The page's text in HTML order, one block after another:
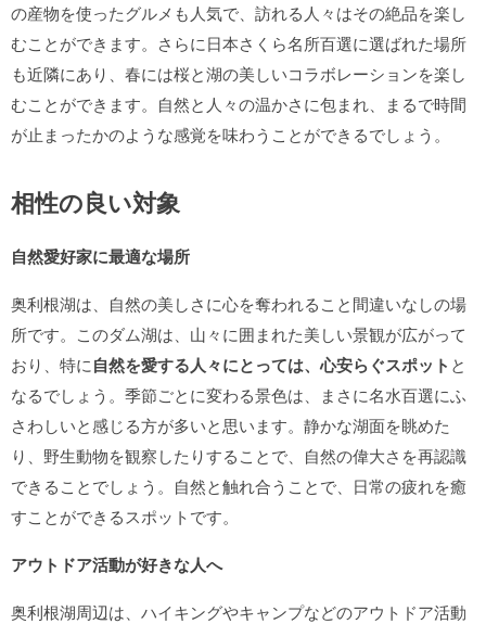
の産物を使ったグルメも人気で、訪れる人々はその絶品を楽し
むことができます。さらに日本さくら名所百選に選ばれた場所
も近隣にあり、春には桜と湖の美しいコラボレーションを楽し
むことができます。自然と人々の温かさに包まれ、まるで時間
が止まったかのような感覚を味わうことができるでしょう。
相性の良い対象
自然愛好家に最適な場所
奥利根湖は、自然の美しさに心を奪われること間違いなしの場
所です。このダム湖は、山々に囲まれた美しい景観が広がって
おり、特に自然を愛する人々にとっては、心安らぐスポット と
なるでしょう。季節ごとに変わる景色は、まさに名水百選にふ
さわしいと感じる方が多いと思います。静かな湖面を眺めた
り、野生動物を観察したりすることで、自然の偉大さを再認識
できることでしょう。自然と触れ合うことで、日常の疲れを癒
すことができるスポットです。
アウトドア活動が好きな人へ
奥利根湖周辺は、ハイキングやキャンプなどのアウトドア活動